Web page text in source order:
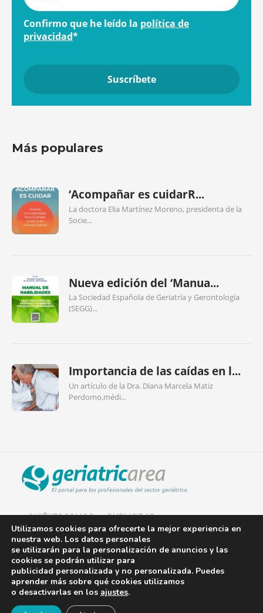
Confirmo que he leído la política de
privacidad*
Más populares
‘Acompañar es cuidarR...
La doctora Elia Martínez Moreno, presidenta de la
Socie...
Nueva edición del ‘Manua...
La Sociedad Española de Geriatría y Gerontología
(SEGG)...
Importancia de las caídas en l...
Un artículo de la Dra. Diana Marcela Matiz
Perdomo,médi...
QUIÉNES SOMOS PUBLICIDAD
AVISO LEGAL
POLÍTICA DE COOKIES
POLÍTICA DE PRIVACIDAD
CONTACTO¡Newsletter!
Utilizamos cookies para ofrecerte la mejor experiencia en
nuestra web. Los datos personales
se utilizarán para la personalización de anuncios y las
cookies se podrán utilizar para
publicidad personalizada y no personalizada. Puedes
aprender más sobre qué cookies utilizamos
o desactivarlas en los ajustes.